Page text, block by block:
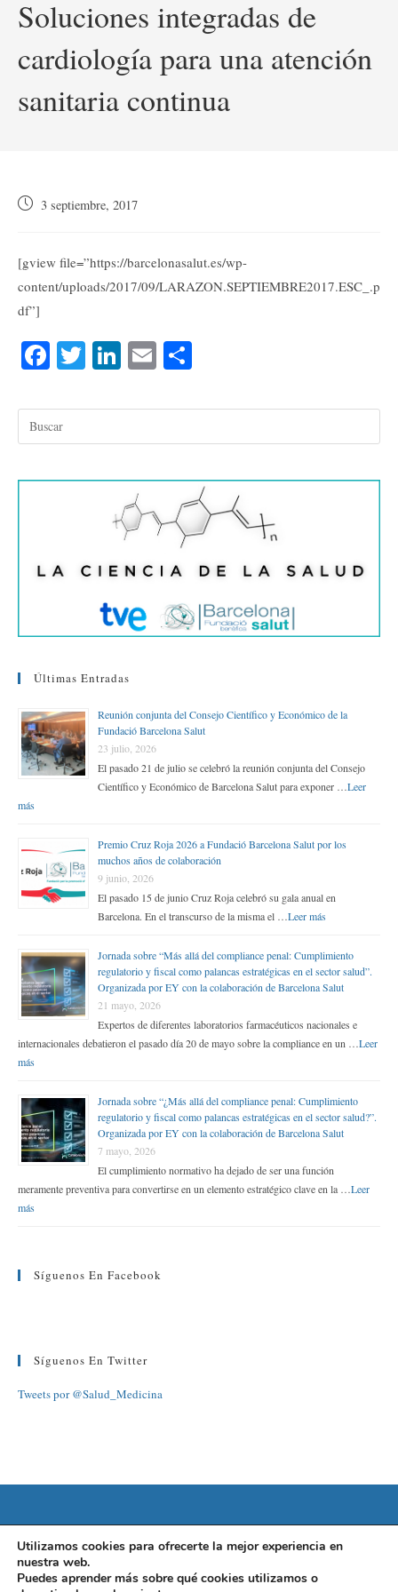
Soluciones integradas de
cardiología para una atención
sanitaria continua
Publicación
entrada:
3 septiembre, 2017
[gview file=”https://barcelonasalut.es/wp-
content/uploads/2017/09/LARAZON.SEPTIEMBRE2017.ESC_.p
df”]
Fa
bo
ok
T
tte
r
Li
ed
In
E
ailm
pa
r
Últimas Entradas
Reunión conjunta del Consejo Científico y Económico de la
Fundació Barcelona Salut
23 julio, 2026
El pasado 21 de julio se celebró la reunión conjunta del Consejo
Científico y Económico de Barcelona Salut para exponer …Leer
más
Premio Cruz Roja 2026 a Fundació Barcelona Salut por los
muchos años de colaboración
9 junio, 2026
El pasado 15 de junio Cruz Roja celebró su gala anual en
Barcelona. En el transcurso de la misma el …Leer más
Jornada sobre “Más allá del compliance penal: Cumplimiento
regulatorio y fiscal como palancas estratégicas en el sector salud”.
Organizada por EY con la colaboración de Barcelona Salut
21 mayo, 2026
Expertos de diferentes laboratorios farmacéuticos nacionales e
internacionales debatieron el pasado día 20 de mayo sobre la compliance en un …Leer
más
Jornada sobre “¿Más allá del compliance penal: Cumplimiento
regulatorio y fiscal como palancas estratégicas en el sector salud?”.
Organizada por EY con la colaboración de Barcelona Salut
7 mayo, 2026
El cumplimiento normativo ha dejado de ser una función
meramente preventiva para convertirse en un elemento estratégico clave en la …Leer
más
Síguenos En Facebook
Síguenos En Twitter
Tweets por @Salud_Medicina
©2022 FUNDACIÓN BARCELONA SALUD
AVISO LEGAL|POLÍTICA DE PRIVACIDAD|POLÍTICA DE
Utilizamos cookies para ofrecerte la mejor experiencia en
nuestra web.
Puedes aprender más sobre qué cookies utilizamos o